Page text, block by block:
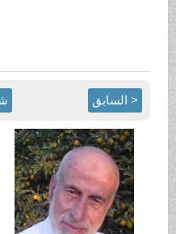
< السابق شعر